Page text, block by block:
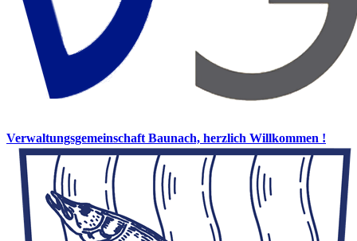
Verwaltungsgemeinschaft Baunach, herzlich Willkommen !